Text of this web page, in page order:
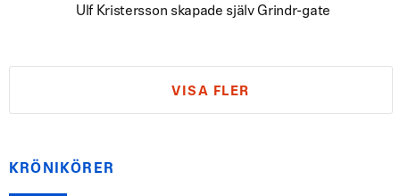
Ulf Kristersson skapade själv Grindr-gate
VISA FLER
KRÖNIKÖRER